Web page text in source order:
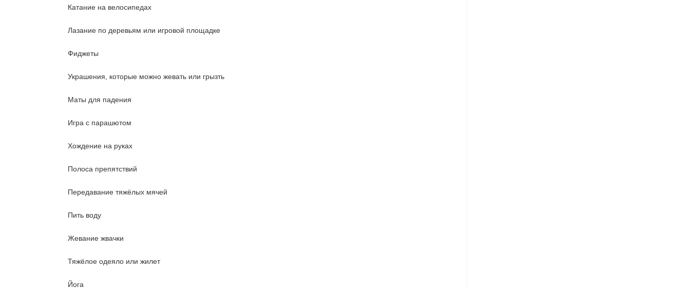
Катание на велосипедах
Лазание по деревьям или игровой площадке
Фиджеты
Украшения, которые можно жевать или грызть
Маты для падения
Игра с парашютом
Хождение на руках
Полоса препятствий
Передавание тяжёлых мячей
Пить воду
Жевание жвачки
Тяжёлое одеяло или жилет
Йога